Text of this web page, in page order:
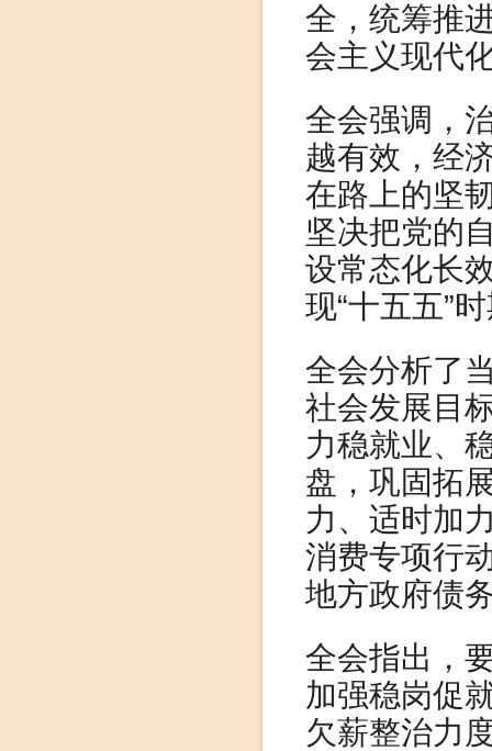
全，统筹推
会主义现代
全会强调，
越有效，经
在路上的坚
坚决把党的
设常态化长
现“十五五”
全会分析了
社会发展目
力稳就业、
盘，巩固拓
力、适时加
消费专项行
地方政府债
全会指出，
加强稳岗促
欠薪整治力